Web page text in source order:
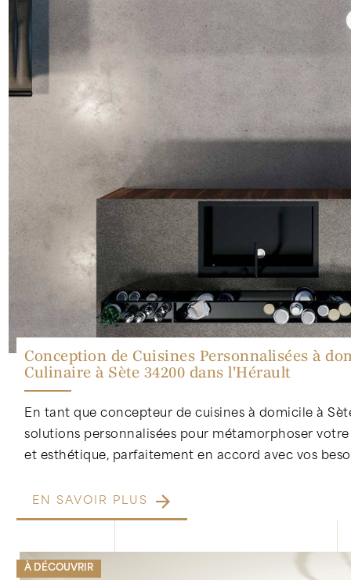
Conception de Cuisines Personnalisées à
Culinaire à Sète 34200 dans l'Hérault
En tant que concepteur de cuisines à domicile à
solutions personnalisées pour métamorphoser
et esthétique, parfaitement en accord avec vos
EN SAVOIR PLUS
À DÉCOUVRIR